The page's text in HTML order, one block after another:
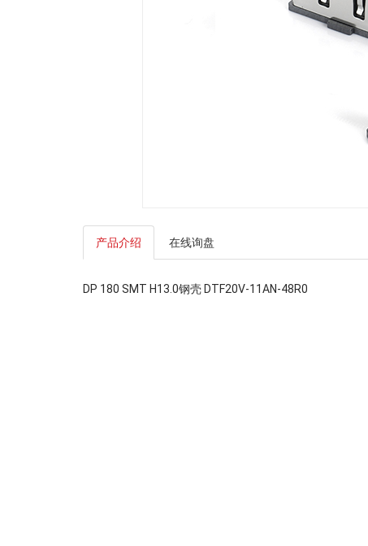
产品介绍 在线询盘
DP 180 SMT H13.0钢壳 DTF20V-11AN-48R0